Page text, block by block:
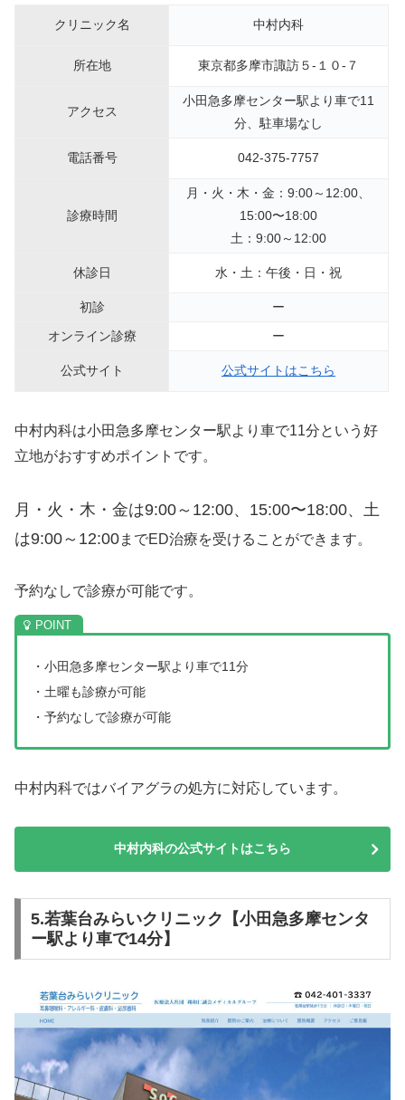
クリニック名 中村内科
所在地 東京都多摩市諏訪５-１０-７
アクセス
小田急多摩センター駅より車で11
分、駐車場なし
電話番号 042-375-7757
診療時間
月・火・木・金：9:00～12:00、
15:00〜18:00
土：9:00～12:00
休診日 水・土：午後・日・祝
初診
ー
オンライン診療
ー
公式サイト 公式サイトはこちら
中村内科は小田急多摩センター駅より車で11分という好
立地がおすすめポイントです。
月・火・木・金は9:00～12:00、15:00〜18:00、 土
は9:00～12:00までED治療を受けることができます。
予約なしで診療が可能です。
・小田急多摩センター駅より車で11分
・土曜も診療が可能
・予約なしで診療が可能
中村内科ではバイアグラの処方に対応しています。
中村内科の公式サイトはこちら
5.若葉台みらいクリニック【小田急多摩センタ
ー駅より車で14分】